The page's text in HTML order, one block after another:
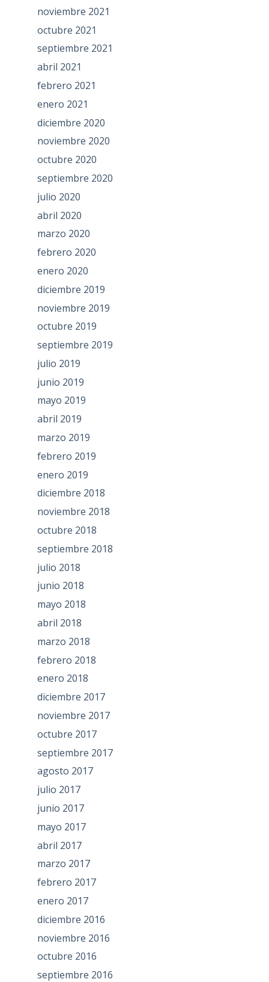
noviembre 2021
octubre 2021
septiembre 2021
abril 2021
febrero 2021
enero 2021
diciembre 2020
noviembre 2020
octubre 2020
septiembre 2020
julio 2020
abril 2020
marzo 2020
febrero 2020
enero 2020
diciembre 2019
noviembre 2019
octubre 2019
septiembre 2019
julio 2019
junio 2019
mayo 2019
abril 2019
marzo 2019
febrero 2019
enero 2019
diciembre 2018
noviembre 2018
octubre 2018
septiembre 2018
julio 2018
junio 2018
mayo 2018
abril 2018
marzo 2018
febrero 2018
enero 2018
diciembre 2017
noviembre 2017
octubre 2017
septiembre 2017
agosto 2017
julio 2017
junio 2017
mayo 2017
abril 2017
marzo 2017
febrero 2017
enero 2017
diciembre 2016
noviembre 2016
octubre 2016
septiembre 2016